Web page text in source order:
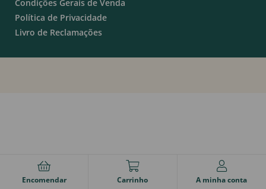
Condições Gerais de Venda
Política de Privacidade
Livro de Reclamações
Encomendar Carrinho A minha conta